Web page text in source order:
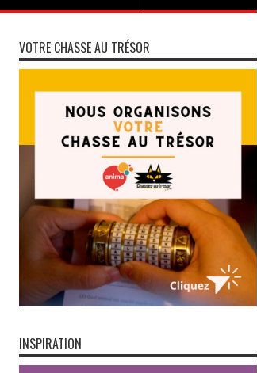
VOTRE CHASSE AU TRÉSOR
INSPIRATION